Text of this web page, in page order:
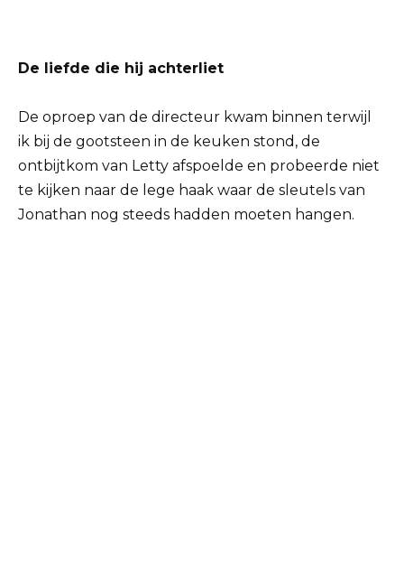
De liefde die hij achterliet
De oproep van de directeur kwam binnen terwijl
ik bij de gootsteen in de keuken stond, de
ontbijtkom van Letty afspoelde en probeerde niet
te kijken naar de lege haak waar de sleutels van
Jonathan nog steeds hadden moeten hangen.